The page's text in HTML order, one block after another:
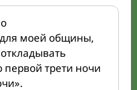
моей общины,
трети ночи